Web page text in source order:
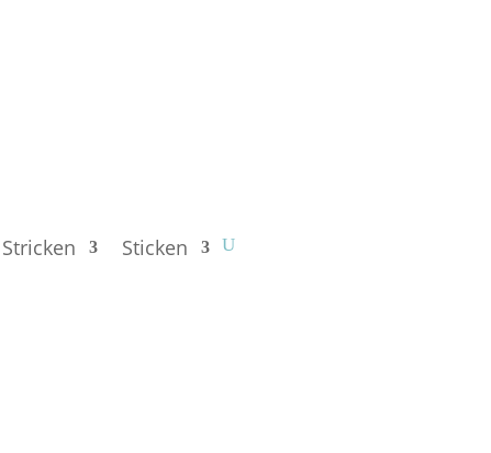
Stricken Sticken